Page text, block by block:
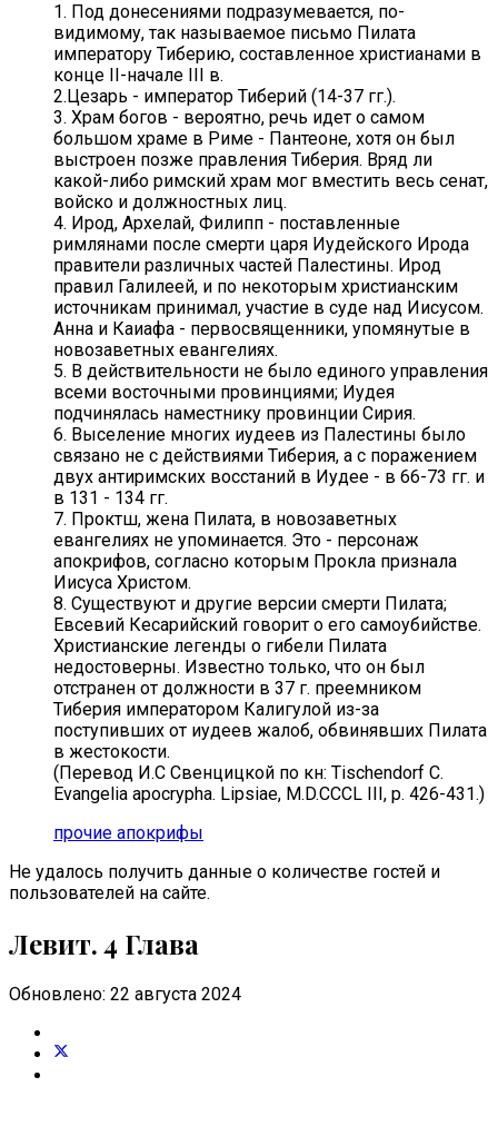
1. Под донесениями подразумевается, по-
видимому, так называемое письмо Пилата
императору Тиберию, составленное христианами в
конце II-начале III в.
2.Цезарь - император Тиберий (14-37 гг.).
3. Храм богов - вероятно, речь идет о самом
большом храме в Риме - Пантеоне, хотя он был
выстроен позже правления Тиберия. Вряд ли
какой-либо римский храм мог вместить весь сенат,
войско и должностных лиц.
4. Ирод, Архелай, Филипп - поставленные
римлянами после смерти царя Иудейского Ирода
правители различных частей Палестины. Ирод
правил Галилеей, и по некоторым христианским
источникам принимал, участие в суде над Иисусом.
Анна и Каиафа - первосвященники, упомянутые в
новозаветных евангелиях.
5. В действительности не было единого управления
всеми восточными провинциями; Иудея
подчинялась наместнику провинции Сирия.
6. Выселение многих иудеев из Палестины было
связано не с действиями Тиберия, а с поражением
двух антиримских восстаний в Иудее - в 66-73 гг. и
в 131 - 134 гг.
7. Проктш, жена Пилата, в новозаветных
евангелиях не упоминается. Это - персонаж
апокрифов, согласно которым Прокла признала
Иисуса Христом.
8. Существуют и другие версии смерти Пилата;
Евсевий Кесарийский говорит о его самоубийстве.
Христианские легенды о гибели Пилата
недостоверны. Известно только, что он был
отстранен от должности в 37 г. преемником
Тиберия императором Калигулой из-за
поступивших от иудеев жалоб, обвинявших Пилата
в жестокости.
(Перевод И.С Свенцицкой по кн: Tischendorf С.
Evangelia apocrypha. Lipsiae, M.D.CCCL III, p. 426-431.)
прочие апокрифы
Не удалось получить данные о количестве гостей и
пользователей на сайте.
Левит. 4 Глава
Обновлено: 22 августа 2024